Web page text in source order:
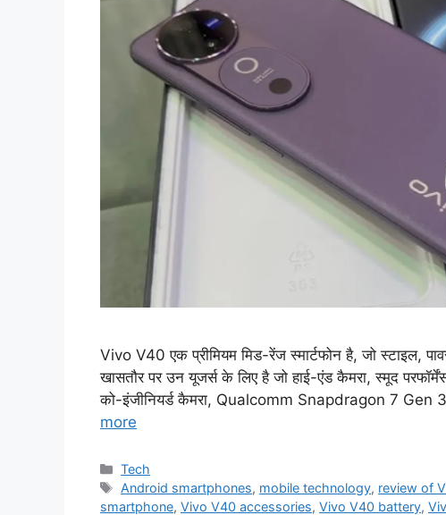
Vivo V40 एक प्रीमियम मिड-रेंज स्मार्टफोन है, जो स्टाइल,
खासतौर पर उन यूजर्स के लिए है जो हाई-एंड कैमरा, स्मूद
को-इंजीनियर्ड कैमरा, Qualcomm Snapdragon 7 Gen
more
Categories
Tech
Tags
Android smartphones, mobile technology, review of
smartphone, Vivo V40 accessories, Vivo V40 battery,